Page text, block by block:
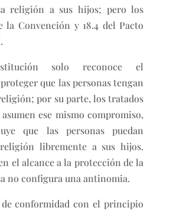
religión a sus hijos; pero los
la Convención y 18.4 del Pacto
solo reconoce el
que las personas tengan
por su parte, los tratados
ese mismo compromiso,
que las personas puedan
libremente a sus hijos.
el alcance a la protección de la
no configura una antinomia.
de conformidad con el principio